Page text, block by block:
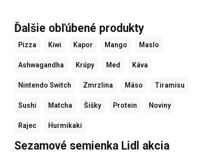
Ďalšie obľúbené produkty
Pizza Kiwi Kapor Mango Maslo
Ashwagandha Krúpy Med Káva
Nintendo Switch Zmrzlina Mäso Tiramisu
Sushi Matcha Šišky Protein Noviny
Rajec Hurmikaki
Sezamové semienka Lidl akcia